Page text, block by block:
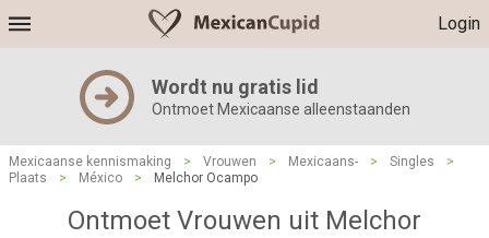
Login
Wordt nu gratis lid
Ontmoet Mexicaanse alleenstaanden
Mexicaanse kennismaking > Vrouwen > Mexicaans- > Singles
>
Plaats
> México > Melchor Ocampo
Ontmoet Vrouwen uit Melchor